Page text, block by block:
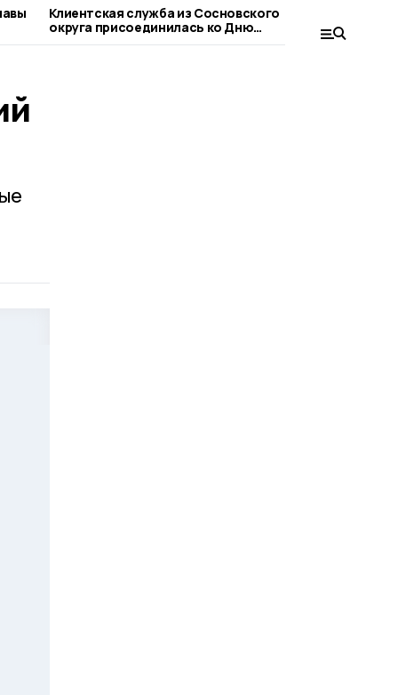
Клиентская служба из Сосновского
округа присоединилась ко Дню
благотворительного труда
при
людьми